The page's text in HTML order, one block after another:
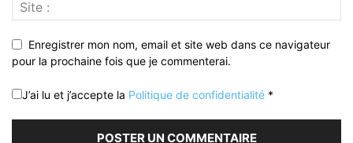
Enregistrer mon nom, email et site web dans ce navigateur
pour la prochaine fois que je commenterai.
J’ai lu et j’accepte la Politique de confidentialité *